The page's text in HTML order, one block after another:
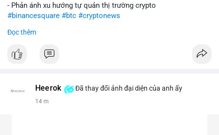
- Phản ánh xu hướng tự quản thị trường crypto
#binancesquare #btc #cryptonews
$btc
#vlikevn #titanbot
Đọc thêm
Heerok Đã thay đổi ảnh đại diện của anh ấy
14 m